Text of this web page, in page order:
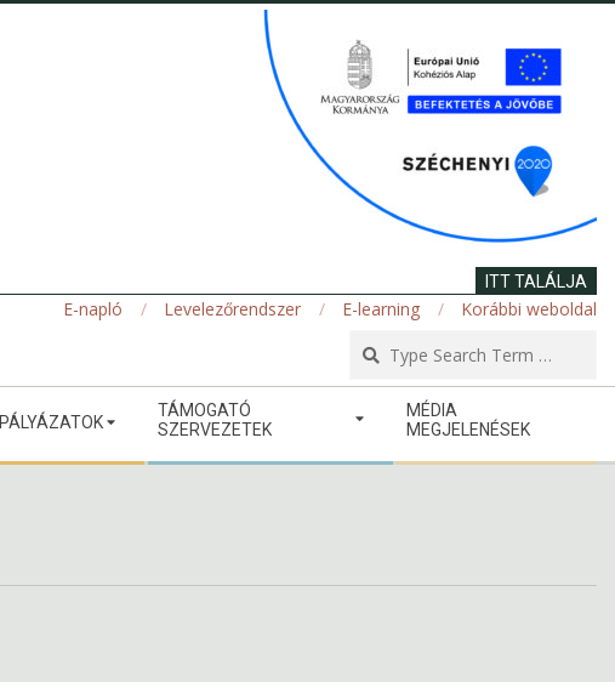
ITT TALÁLJA
E-napló Levelezőrendszer E-learning
Korábbi weboldal
PÁLYÁZATOK
TÁMOGATÓ
SZERVEZETEK
MÉDIA
MEGJELENÉSEK